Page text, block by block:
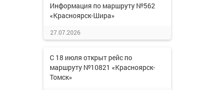
Информация по маршруту №562
«Красноярск-Шира»
27.07.2026
С 18 июля открыт рейс по
маршруту №10821 «Красноярск-
Томск»